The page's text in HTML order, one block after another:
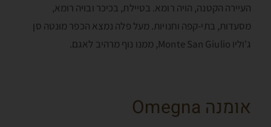
העיירה הקטנה, הויה רומא. בטיילת, בכיכר ובויה רומא,
מסעדות, בתי-קפה וחנויות. מעל פלה נמצא הכפר מונטה סן
ג'וליו Monte San Giulio, ממנו נוף מרהיב לאגם.
אומנה Omegna